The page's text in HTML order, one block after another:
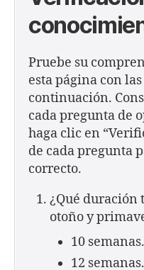
Pruebe su
esta página con
continuación.
cada pregunta de
haga clic en
de cada pregunta
correcto.
¿Qué duración
otoño y
10 semanas.
12 semanas.